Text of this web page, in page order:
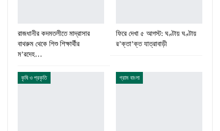
রাজধানীর কদমতলীতে মাদ্রাসার
বাথরুম থেকে শিশু শিক্ষার্থীর
ম’রদেহ…
ফিরে দেখা ৫ আগস্ট: ঘণ্টায় ঘণ্টায়
র’ক্তা’ক্ত যাত্রাবাড়ী
কৃষি ও প্রকৃতি গ্রাম বাংলা